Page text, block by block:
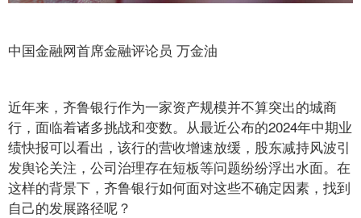
中国金融网首席金融评论员 万金油
近年来，齐鲁银行作为一家资产规模并不算突出的城商
行，面临着诸多挑战和变数。从最近公布的2024年中期业
绩快报可以看出，该行的营收增速放缓，股东减持风波引
发舆论关注，公司治理存在短板等问题纷纷浮出水面。在
这样的背景下，齐鲁银行如何面对这些不确定因素，找到
自己的发展路径呢？